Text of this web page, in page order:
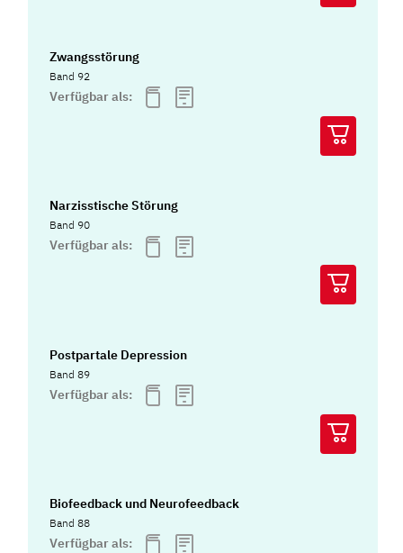
Zwangsstörung
Band 92
Verfügbar als:
Narzisstische Störung
Band 90
Verfügbar als:
Postpartale Depression
Band 89
Verfügbar als:
Biofeedback und Neurofeedback
Band 88
Verfügbar als: